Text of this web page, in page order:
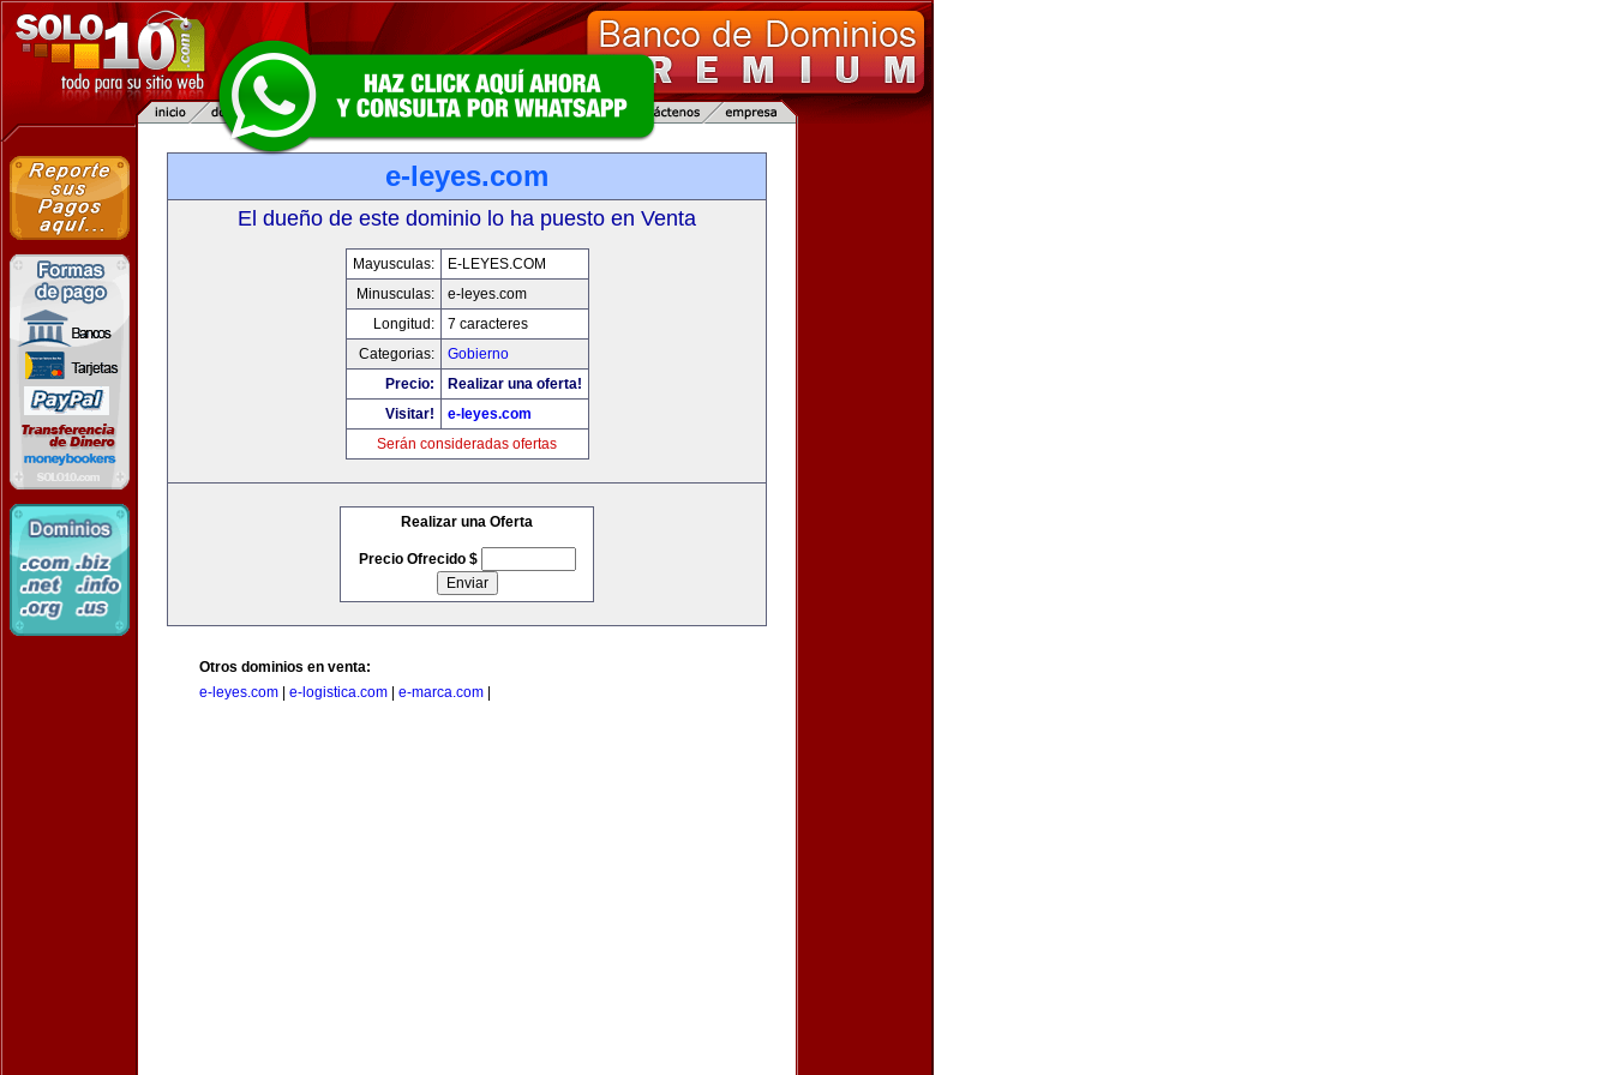
e-leyes.com
El dueño de este dominio lo ha puesto en Venta
Mayusculas:
E-LEYES.COM
Minusculas:
e-leyes.com
Longitud:
7 caracteres
Categorias:
Gobierno
Precio:
Realizar una oferta!
Visitar!
e-leyes.com
Serán consideradas ofertas
Realizar una Oferta
Precio Ofrecido $
Otros dominios en venta:
e-leyes.com
e-logistica.com e-marca.com